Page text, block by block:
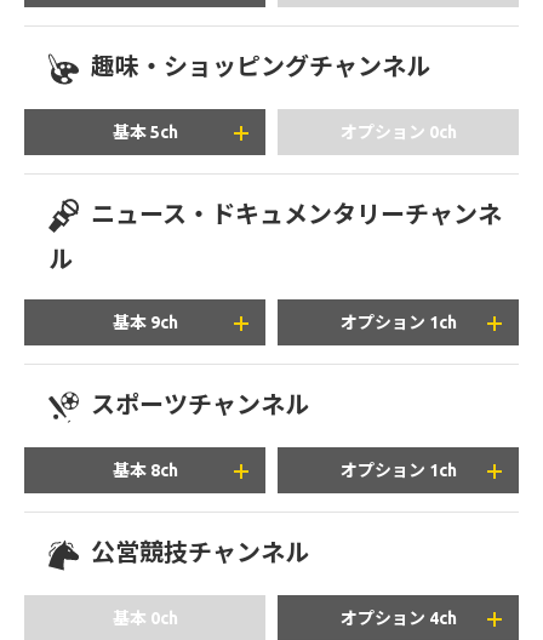
+2,750円/月(税込)
+2,530
※「TAKARAZUKA SKY STAGE」: 4K対応セットトップボッ
クスでご視聴の場合、ハイビジョン(HD)画質で月額
趣味・ショッピングチャンネル
基本 5ch オプション 0ch
※「ショップチャンネル」: 地デジ122chにて一部の番組を
放送しています。
※「QVC」: 地デジ112chにて一部の番組を放送していま
ニュース・ドキュメンタリーチャンネ
ル
基本 9ch オプション 1ch
+1,980円/月(税込)
※「CNN U.S.」: ご視聴いただくには、4K対応セットトッ
スポーツチャンネル
基本 8ch オプション 1ch
+1,430円/月(税込)
公営競技チャンネル
基本 0ch オプション 4ch